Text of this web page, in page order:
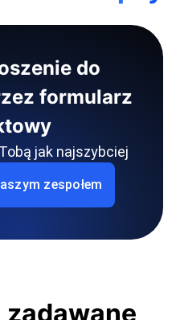
do
formularz
jak najszybciej
zespołem